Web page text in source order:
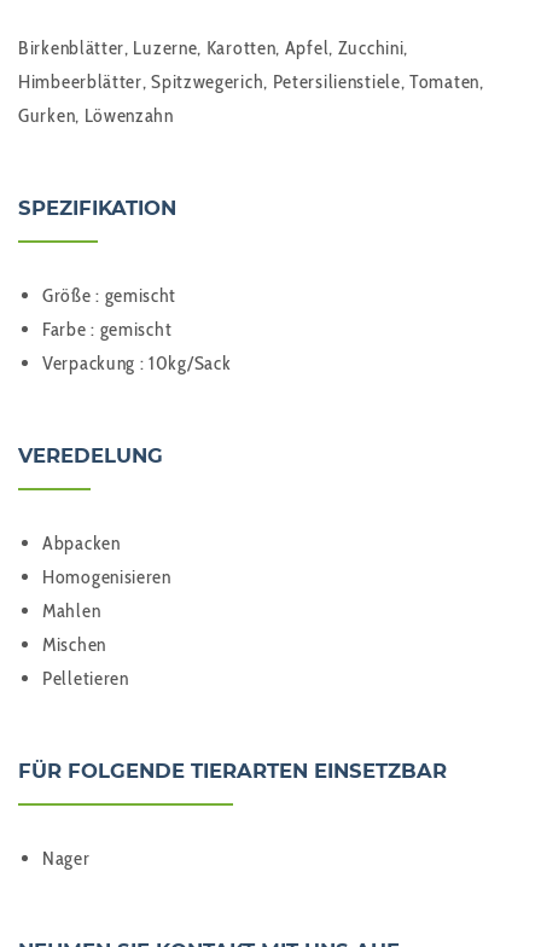
Birkenblätter, Luzerne, Karotten, Apfel, Zucchini,
Himbeerblätter, Spitzwegerich, Petersilienstiele, Tomaten,
Gurken, Löwenzahn
SPEZIFIKATION
Größe : gemischt
Farbe : gemischt
Verpackung : 10kg/Sack
VEREDELUNG
Abpacken
Homogenisieren
Mahlen
Mischen
Pelletieren
FÜR FOLGENDE TIERARTEN EINSETZBAR
Nager